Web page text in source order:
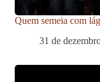
Quem semeia com
31 de